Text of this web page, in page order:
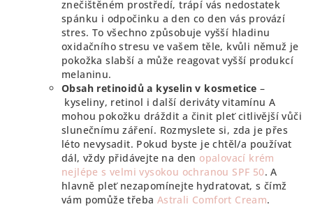
znečištěném prostředí, trápí vás nedostatek
spánku i odpočinku a den co den vás provází
stres. To všechno způsobuje vyšší hladinu
oxidačního stresu ve vašem těle, kvůli němuž je
pokožka slabší a může reagovat vyšší produkcí
melaninu.
Obsah retinoidů a kyselin v kosmetice–
kyseliny, retinol i další deriváty vitamínu A
mohou pokožku dráždit a činit pleť citlivější vůči
slunečnímu záření. Rozmyslete si, zda je přes
léto nevysadit. Pokud byste je chtěl/a používat
dál, vždy přidávejte na den opalovací krém
nejlépe s velmi vysokou ochranou SPF 50. A
hlavně pleť nezapomínejte hydratovat, s čímž
vám pomůže třeba Astrali Comfort Cream.